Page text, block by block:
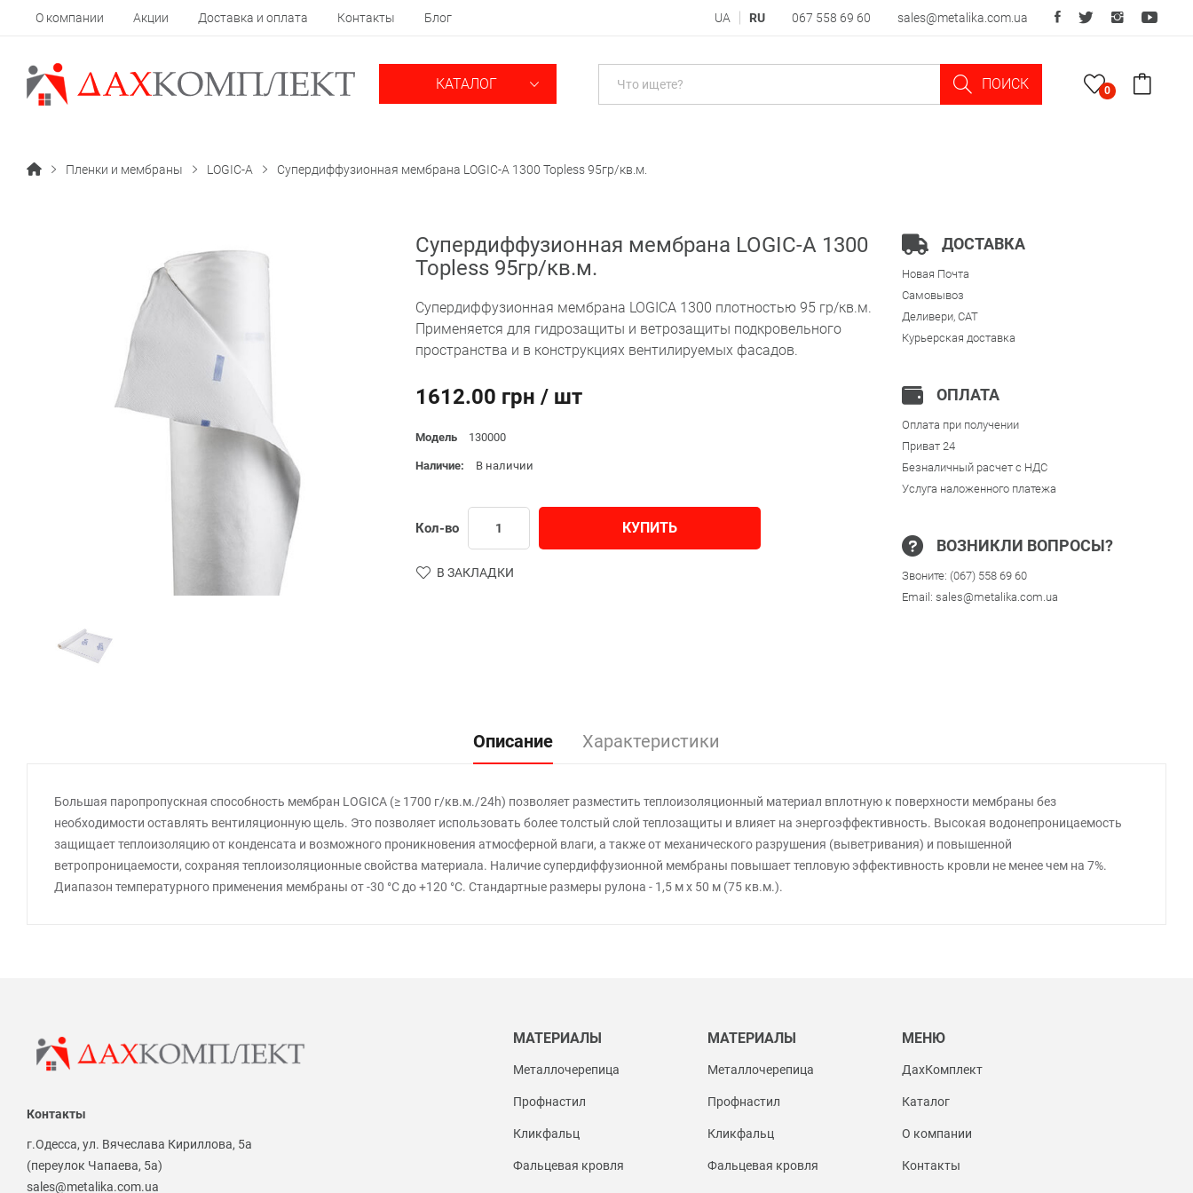
О компании Акции Доставка и оплата Контакты Блог UA RU 067 558 69 60 sales@metalika.com.ua
КАТАЛОГ ПОИСК 0
Пленки и мембраны LOGIC-A Супердиффузионная мембрана LOGIC-A 1300 Topless 95гр/кв.м.
Супердиффузионная мембрана LOGIC-A 1300
Topless 95гр/кв.м.
Супердиффузионная мембрана LOGICA 1300 плотностью 95 гр/кв.м.
Применяется для гидрозащиты и ветрозащиты подкровельного
пространства и в конструкциях вентилируемых фасадов.
1612.00 грн / шт
Модель 130000
Наличие: В наличии
Кол-во КУПИТЬ
В ЗАКЛАДКИ
ДОСТАВКА
Новая Почта
Самовывоз
Деливери, CAT
Курьерская доставка
ОПЛАТА
Оплата при получении
Приват 24
Безналичный расчет с НДС
Услуга наложенного платежа
ВОЗНИКЛИ ВОПРОСЫ?
Звоните: (067) 558 69 60
Email: sales@metalika.com.ua
Описание Характеристики
Большая паропропускная способность мембран LOGICA (≥ 1700 г/кв.м./24h) позволяет разместить теплоизоляционный материал вплотную к поверхности мембраны без
необходимости оставлять вентиляционную щель. Это позволяет использовать более толстый слой теплозащиты и влияет на энергоэффективность. Высокая водонепроницаемость
защищает теплоизоляцию от конденсата и возможного проникновения атмосферной влаги, а также от механического разрушения (выветривания) и повышенной
ветропроницаемости, сохраняя теплоизоляционные свойства материала. Наличие супердиффузионной мембраны повышает тепловую эффективность кровли не менее чем на 7%.
Диапазон температурного применения мембраны от -30 °С до +120 °С. Стандартные размеры рулона - 1,5 м х 50 м (75 кв.м.).
Контакты
г.Одесса, ул. Вячеслава Кириллова, 5а
(переулок Чапаева, 5а)
sales@metalika.com.ua
МАТЕРИАЛЫ
Металлочерепица
Профнастил
Кликфальц
Фальцевая кровля
МАТЕРИАЛЫ
Металлочерепица
Профнастил
Кликфальц
Фальцевая кровля
МЕНЮ
ДахКомплект
Каталог
О компании
Контакты